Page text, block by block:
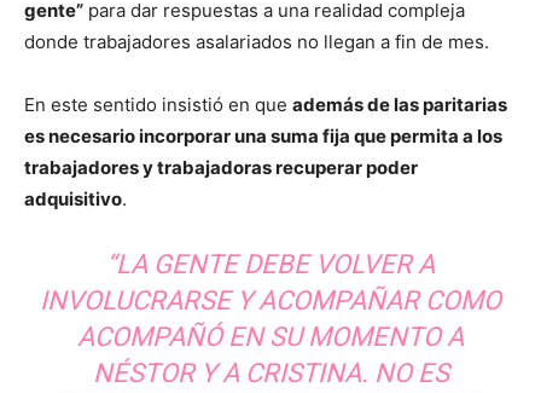
gente” para dar respuestas a una realidad compleja
donde trabajadores asalariados no llegan a fin de mes.
En este sentido insistió en que además de las paritarias
es necesario incorporar una suma fija que permita a los
trabajadores y trabajadoras recuperar poder
adquisitivo.
“LA GENTE DEBE VOLVER A
INVOLUCRARSE Y ACOMPAÑAR COMO
ACOMPAÑÓ EN SU MOMENTO A
NÉSTOR Y A CRISTINA. NO ES